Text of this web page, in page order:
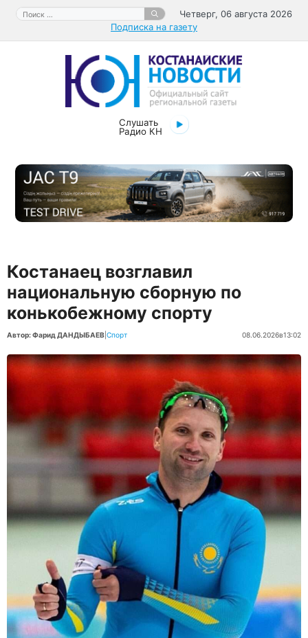
Перейти
содержимому
Поиск:
Четверг, 06 августа 2026
Подписка на газету
Слушать
Радио КН
Костанаец возглавил
национальную сборную по
конькобежному спорту
Автор: Фарид ДАНДЫБАЕВ Спорт 08.06.2026в13:02